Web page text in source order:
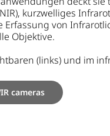
kurzwelliges
Erfassung von
Objektive.
(links) und im
cameras